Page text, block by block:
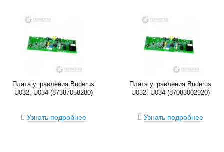
Плата управления Buderus
U032, U034 (87387058280)
Узнать подробнее
Плата управления Buderus
U032, U034 (87083002920)
Узнать подробнее